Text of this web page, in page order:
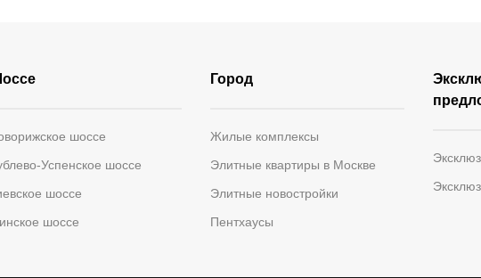
шоссе
Успенское шоссе
шоссе
шоссе
Город
Жилые комплексы
Элитные квартиры в Москве
Элитные новостройки
Пентхаусы